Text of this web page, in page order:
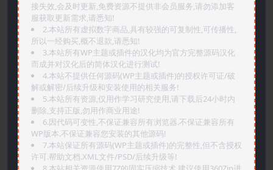
接失效,会及时更新,免费资源不提供非会员服务,请勿添加客
服获取更新需求,请悉知!
2.本站所有虚拟数字商品,具有较强的可复制性,可传播性,
所以一经购买,概不退款,请悉知!
3.本站所有WP主题或插件的汉化均为官方完整源码汉化
而成并对汉化后的简体汉化进行测试!
4.本站不提供任何源码(WP主题或插件)的授权许可证/破
解或解密/后续升级和安装使用的相关服务!
5.本站所有资源,仅用作学习研究使用,请下载后24小时内
删除,支持正版,勿用作商业用途!
6.因代码可变性,不保证兼容所有浏览器.不保证兼容所有
WP版本.不保证兼容您安装的其他源码!
7.本站保证所有源码(WP主题或插件)的完整性,但不含授权
许可.帮助文档.XML文件/PSD/后续升级等!